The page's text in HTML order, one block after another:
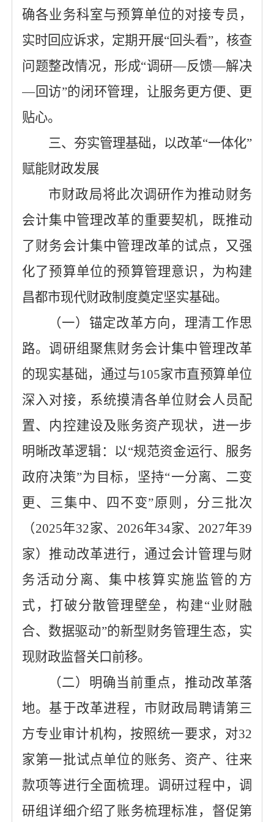
确各业务科室与预算单位的对接专员，
实时回应诉求， 定期开展“回头看”，核查
问题整改情况，形成“调研—反馈—解决
—回访”的闭环管理，让服务更方便、更
贴心。
三、夯实管理基础，以改革“一体化”
赋能财政发展
市财政局将此次调研作为推动财务
会计集中管理改革的重要契机，既推动
了财务会计集中管理改革的试点 ，又强
化了预算单位的预算管理意识，为构建
昌都市现代财政制度奠定坚实基础。
（一）锚定改革方向，理清工作思
路。 调研组 聚焦财务会计集中管理改革
的现实基础，通过与105家市直预算单位
深入对接，系统摸清各单位财会人员配
置、内控建设及账务资产现状，进一步
明晰改革逻辑：以“规范资金运行、服务
政府决策”为目标，坚持“一分离、二变
更、三集中、四不变”原则， 分三批次
（2025年32家、2026年34家、2027年39
家）推动改革进行， 通过会计管理与财
务活动分离、集中核算实施 监管的方
式 ，打破分散管理壁垒，构建“业财融
合、数据驱动”的新型财务管理生态，实
现财政监督关口前移。
（二）明确当前重点，推动改革落
地。 基于改革进程， 市财政局聘请第三
方专业审计机构，按照统一要求，对32
家第一批试点单位的账务、资产、往来
款项等进行全面梳理。 调研过程中，调
研组详细介绍了账务梳理标准，督促第